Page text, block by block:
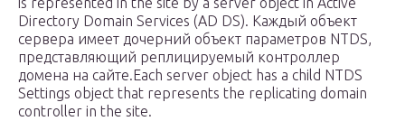
Directory Domain Services (AD DS). Каждый объект
сервера имеет дочерний объект параметров NTDS,
представляющий реплицируемый контроллер
домена на сайте.Each server object has a child NTDS
Settings object that represents the replicating domain
controller in the site.